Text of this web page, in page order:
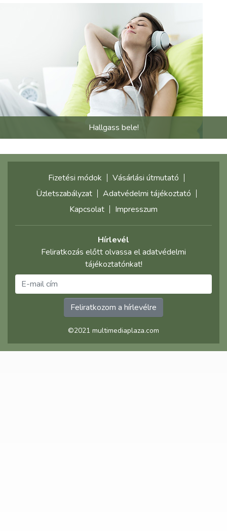
Hallgass bele!
Fizetési módok
Vásárlási útmutató
Üzletszabályzat
Adatvédelmi tájékoztató
Kapcsolat
Impresszum
Hírlevél
Feliratkozás előtt olvassa el adatvédelmi
tájékoztatónkat!
Feliratkozom a hírlevélre
©2021 multimediaplaza.com